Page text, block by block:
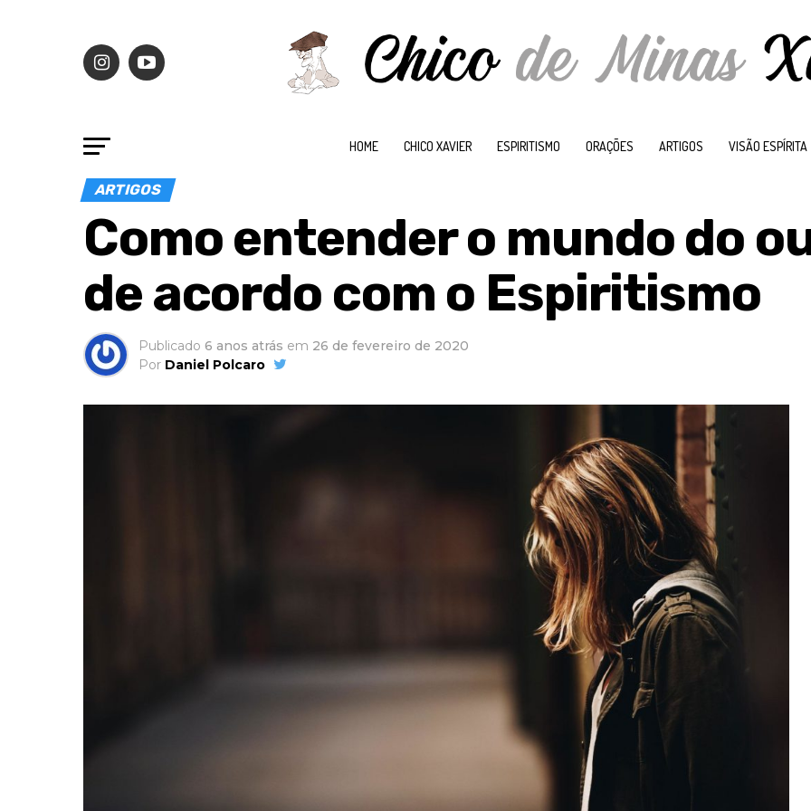
HOME CHICO XAVIER ESPIRITISMO ORAÇÕES ARTIGOS VISÃO ESPÍRITA
ARTIGOS
Como entender o mundo do
de acordo com o Espiritismo
Publicado 6 anos atrás em 26 de fevereiro de 2020
Por Daniel Polcaro